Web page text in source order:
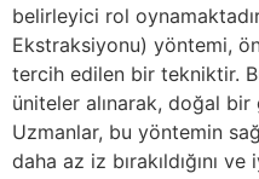
belirleyici rol
Ekstraksiyonu) yöntemi,
tercih edilen bir tekniktir.
üniteler alınarak, doğal
Uzmanlar, bu yöntemin
daha az iz bırakıldığını